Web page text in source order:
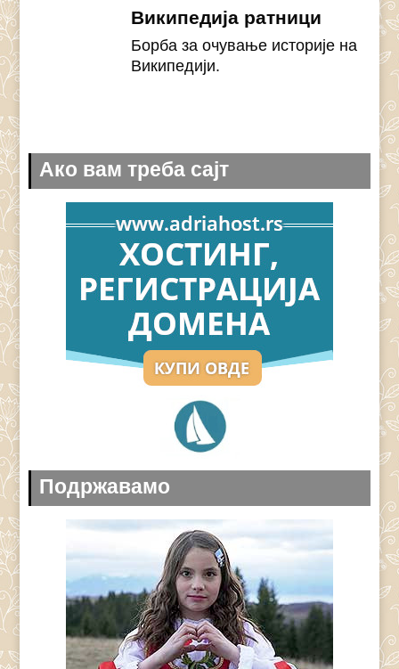
Википедија ратници
Борба за очување историје на
Википедији.
Ако вам треба сајт
Подржавамо